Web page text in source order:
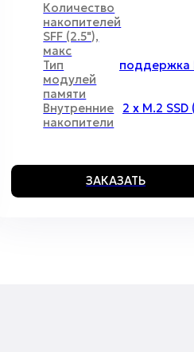
Количество
накопителей
SFF (2.5"),
макс
Тип
модулей
памяти
Внутренние
накопители
ЗАКАЗАТЬ
серверов Fplus
Спутник